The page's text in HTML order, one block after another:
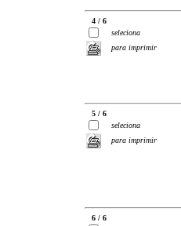
4 / 6
seleciona
para imprimir
5 / 6
seleciona
para imprimir
6 / 6